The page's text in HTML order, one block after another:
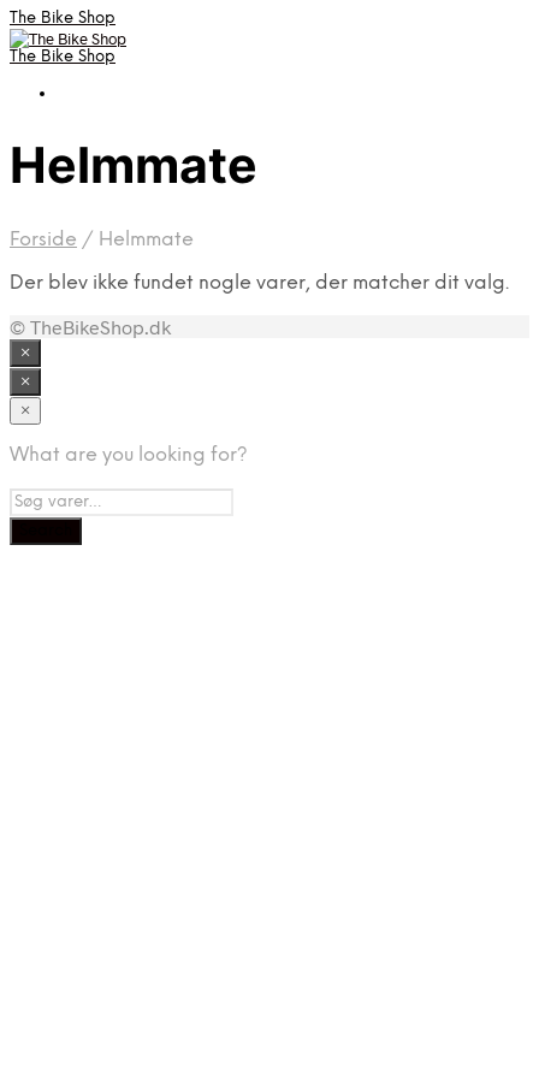
The Bike Shop
The Bike Shop
Helmmate
Forside / Helmmate
Der blev ikke fundet nogle varer, der matcher dit valg.
© TheBikeShop.dk
×
×
×
What are you looking for?